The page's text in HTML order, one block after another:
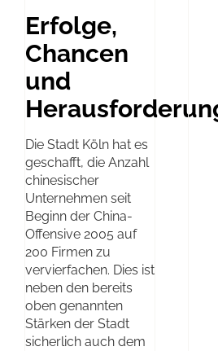
Erfolge,
Chancen
und
Die Stadt Köln hat es
geschafft, die Anzahl
chinesischer
Unternehmen seit
Beginn der China-
Offensive 2005 auf
200 Firmen zu
vervierfachen. Dies ist
neben den bereits
oben genannten
Stärken der Stadt
sicherlich auch dem